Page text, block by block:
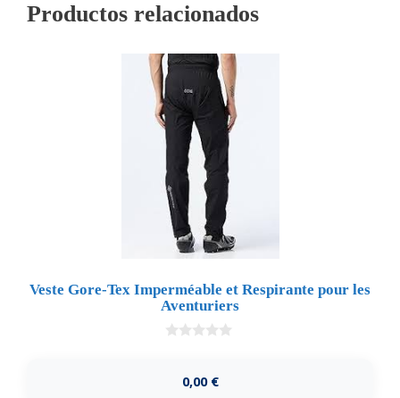
Productos relacionados
Veste Gore-Tex Imperméable et Respirante pour les
Aventuriers
0,00 €